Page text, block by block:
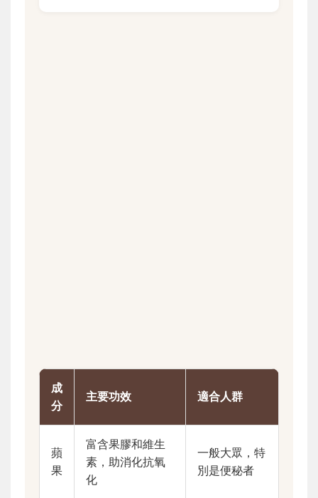
成
分
主要功效 適合人群
蘋
果
富含果膠和維生
素，助消化抗氧
化
一般大眾，特
別是便秘者